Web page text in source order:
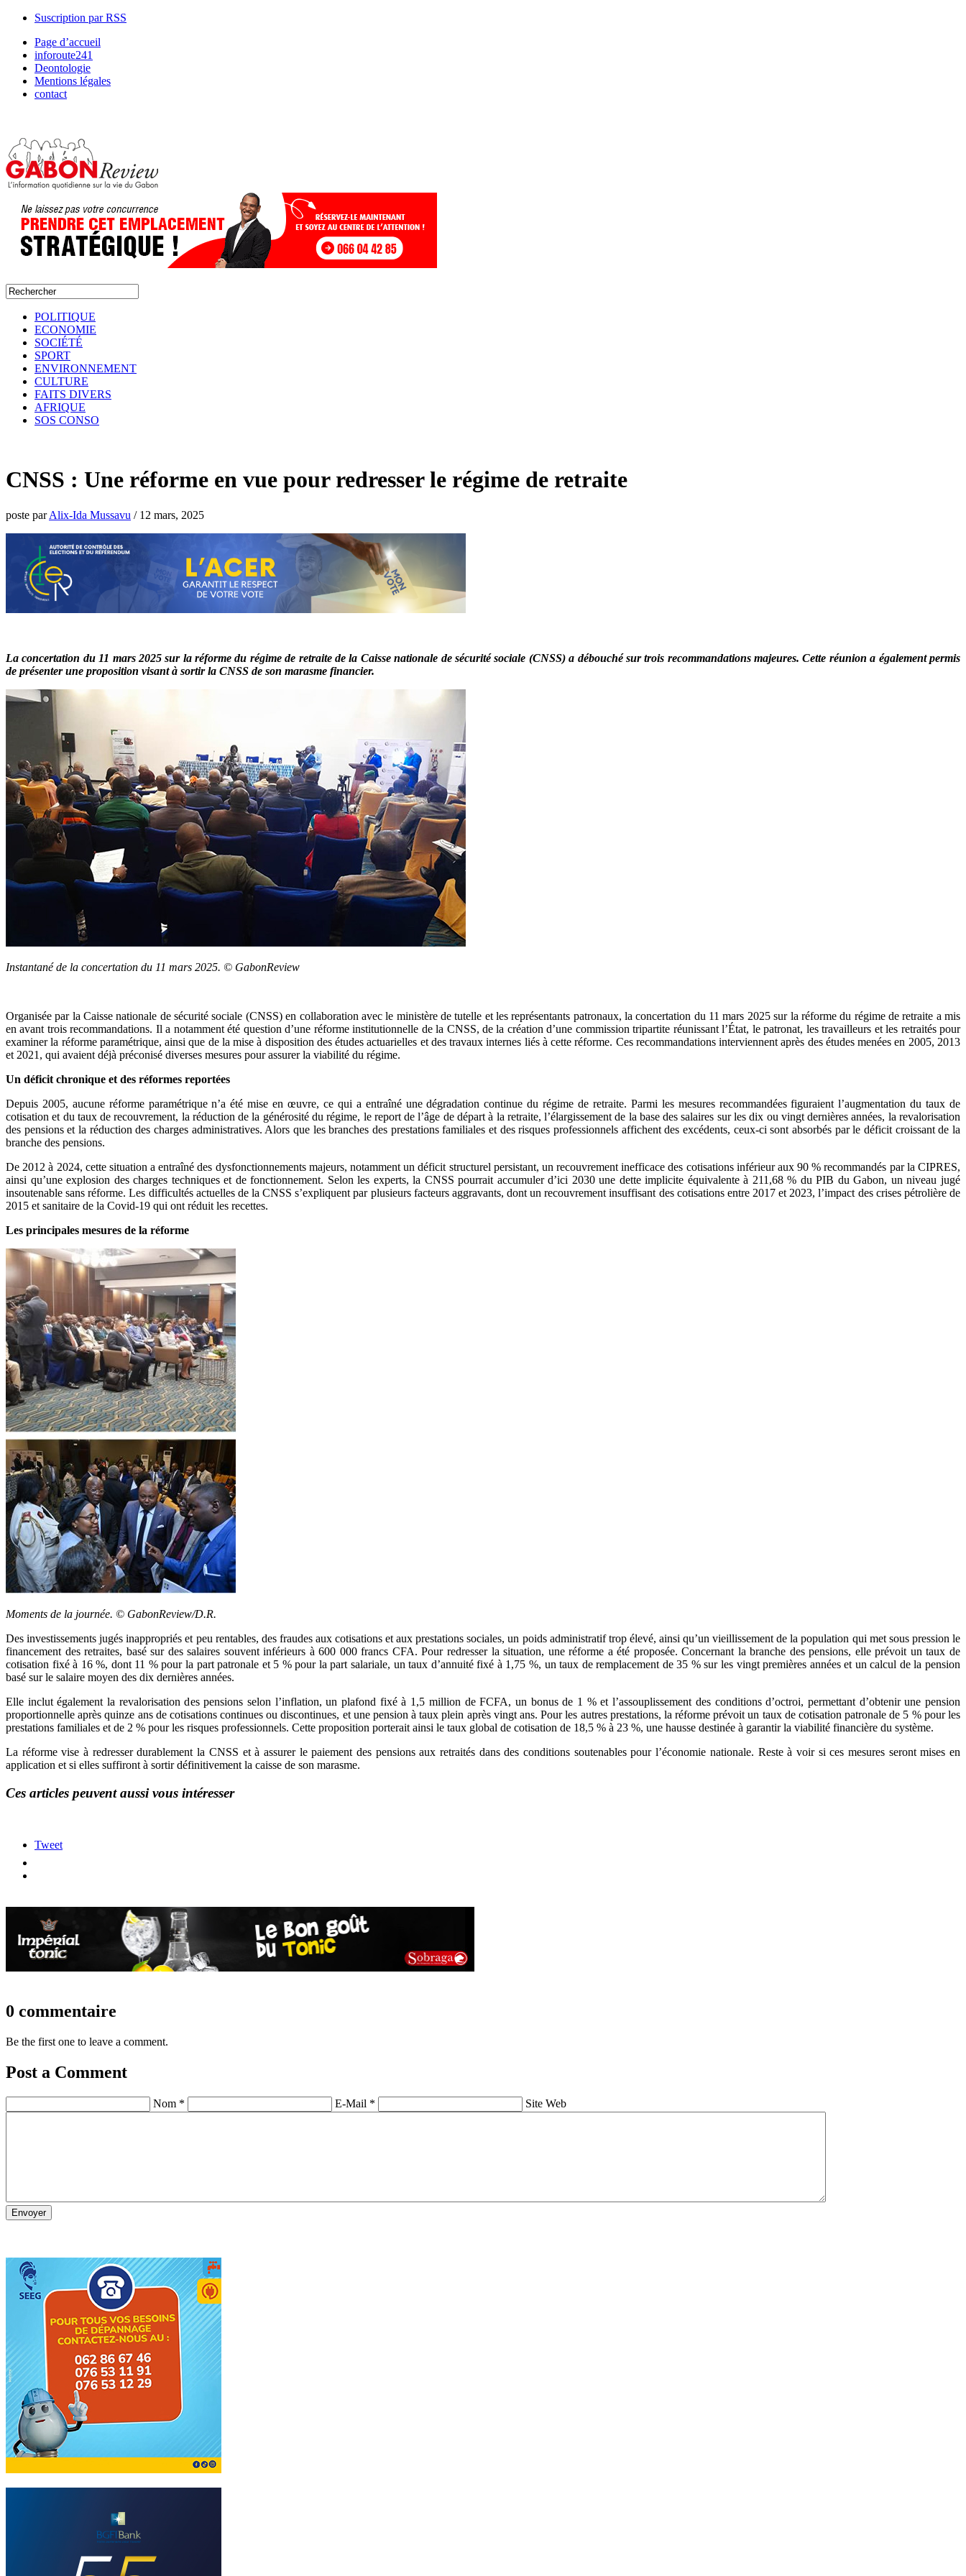
Suscription par RSS
Page d’accueil
inforoute241
Deontologie
Mentions légales
contact
POLITIQUE
ECONOMIE
SOCIÉTÉ
SPORT
ENVIRONNEMENT
CULTURE
FAITS DIVERS
AFRIQUE
SOS CONSO
CNSS : Une réforme en vue pour redresser le régime de retraite
poste parAlix-Ida Mussavu / 12 mars, 2025
La concertation du 11 mars 2025 sur la réforme du régime de retraite de la Caisse nationale de sécurité sociale (CNSS) a débouché sur trois recommandations majeures. Cette réunion a également permis
de présenter une proposition visant à sortir la CNSS de son marasme financier.
Instantané de la concertation du 11 mars 2025. © GabonReview
Organisée par la Caisse nationale de sécurité sociale (CNSS) en collaboration avec le ministère de tutelle et les représentants patronaux, la concertation du 11 mars 2025 sur la réforme du régime de retraite a mis
en avant trois recommandations. Il a notamment été question d’une réforme institutionnelle de la CNSS, de la création d’une commission tripartite réunissant l’État, le patronat, les travailleurs et les retraités pour
examiner la réforme paramétrique, ainsi que de la mise à disposition des études actuarielles et des travaux internes liés à cette réforme. Ces recommandations interviennent après des études menées en 2005, 2013
et 2021, qui avaient déjà préconisé diverses mesures pour assurer la viabilité du régime.
Un déficit chronique et des réformes reportées
Depuis 2005, aucune réforme paramétrique n’a été mise en œuvre, ce qui a entraîné une dégradation continue du régime de retraite. Parmi les mesures recommandées figuraient l’augmentation du taux de
cotisation et du taux de recouvrement, la réduction de la générosité du régime, le report de l’âge de départ à la retraite, l’élargissement de la base des salaires sur les dix ou vingt dernières années, la revalorisation
des pensions et la réduction des charges administratives. Alors que les branches des prestations familiales et des risques professionnels affichent des excédents, ceux-ci sont absorbés par le déficit croissant de la
branche des pensions.
De 2012 à 2024, cette situation a entraîné des dysfonctionnements majeurs, notamment un déficit structurel persistant, un recouvrement inefficace des cotisations inférieur aux 90 % recommandés par la CIPRES,
ainsi qu’une explosion des charges techniques et de fonctionnement. Selon les experts, la CNSS pourrait accumuler d’ici 2030 une dette implicite équivalente à 211,68 % du PIB du Gabon, un niveau jugé
insoutenable sans réforme. Les difficultés actuelles de la CNSS s’expliquent par plusieurs facteurs aggravants, dont un recouvrement insuffisant des cotisations entre 2017 et 2023, l’impact des crises pétrolière de
2015 et sanitaire de la Covid-19 qui ont réduit les recettes.
Les principales mesures de la réforme
Moments de la journée. © GabonReview/D.R.
Des investissements jugés inappropriés et peu rentables, des fraudes aux cotisations et aux prestations sociales, un poids administratif trop élevé, ainsi qu’un vieillissement de la population qui met sous pression le
financement des retraites, basé sur des salaires souvent inférieurs à 600 000 francs CFA. Pour redresser la situation, une réforme a été proposée. Concernant la branche des pensions, elle prévoit un taux de
cotisation fixé à 16 %, dont 11 % pour la part patronale et 5 % pour la part salariale, un taux d’annuité fixé à 1,75 %, un taux de remplacement de 35 % sur les vingt premières années et un calcul de la pension
basé sur le salaire moyen des dix dernières années.
Elle inclut également la revalorisation des pensions selon l’inflation, un plafond fixé à 1,5 million de FCFA, un bonus de 1 % et l’assouplissement des conditions d’octroi, permettant d’obtenir une pension
proportionnelle après quinze ans de cotisations continues ou discontinues, et une pension à taux plein après vingt ans. Pour les autres prestations, la réforme prévoit un taux de cotisation patronale de 5 % pour les
prestations familiales et de 2 % pour les risques professionnels. Cette proposition porterait ainsi le taux global de cotisation de 18,5 % à 23 %, une hausse destinée à garantir la viabilité financière du système.
La réforme vise à redresser durablement la CNSS et à assurer le paiement des pensions aux retraités dans des conditions soutenables pour l’économie nationale. Reste à voir si ces mesures seront mises en
application et si elles suffiront à sortir définitivement la caisse de son marasme.
Ces articles peuvent aussi vous intéresser
Tweet
0 commentaire
Be the first one to leave a comment.
Post a Comment
Nom * E-Mail * Site Web